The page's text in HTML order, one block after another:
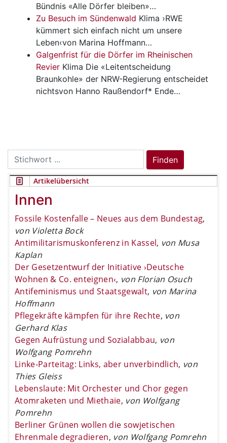
Bündnis «Alle Dörfer bleiben»…
Zu Besuch im Sündenwald Klima ›RWE
kümmert sich einfach nicht um unsere
Leben‹von Marina Hoffmann…
Galgenfrist für die Dörfer im Rheinischen
Revier Klima Die «Leitentscheidung
Braunkohle» der NRW-Regierung entscheidet
nichtsvon Hanno Raußendorf* Ende…
Search
for:
Finden
Artikelübersicht
Innen
Fossile Kostenfalle – Neues aus dem Bundestag,
von Violetta Bock
Antimilitarismuskonferenz in Kassel, von Musa
Kaplan
Der Gesetzentwurf der Initiative ›Deutsche
Wohnen & Co. enteignen‹, von Florian Osuch
Antifeminismus und Staatsgewalt, von Marina
Hoffmann
Pflegekräfte kämpfen für ihre Rechte, von
Gerhard Klas
Gegen Aufrüstung und Sozialabbau, von
Wolfgang Pomrehn
Linke-Parteitag: Links, aber unverbindlich, von
Thies Gleiss
Lebenslaute: Mit Orchester und Chor gegen
Atomraketen und Miethaie, von Wolfgang
Pomrehn
Berliner Grünen wollen die sowjetischen
Ehrenmale degradieren, von Wolfgang Pomrehn